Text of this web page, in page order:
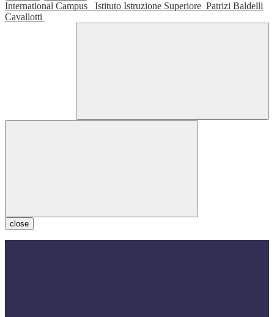
International Campus Istituto Istruzione Superiore Patrizi Baldelli
Cavallotti
close